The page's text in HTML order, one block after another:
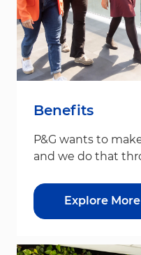
Benefits
P&G wants to
and we do that
Explore More